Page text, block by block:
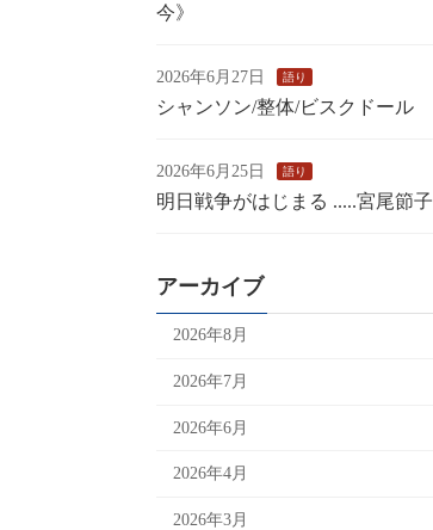
今》
2026年6月27日 語り
シャンソン/整体/ビスクドール
2026年6月25日 語り
明日戦争がはじまる .....宮尾節子
アーカイブ
2026年8月
2026年7月
2026年6月
2026年4月
2026年3月